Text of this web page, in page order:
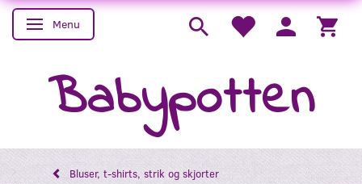
Skifte navigation
Menu
Babypotten
Bluser, t-shirts, strik og skjorter